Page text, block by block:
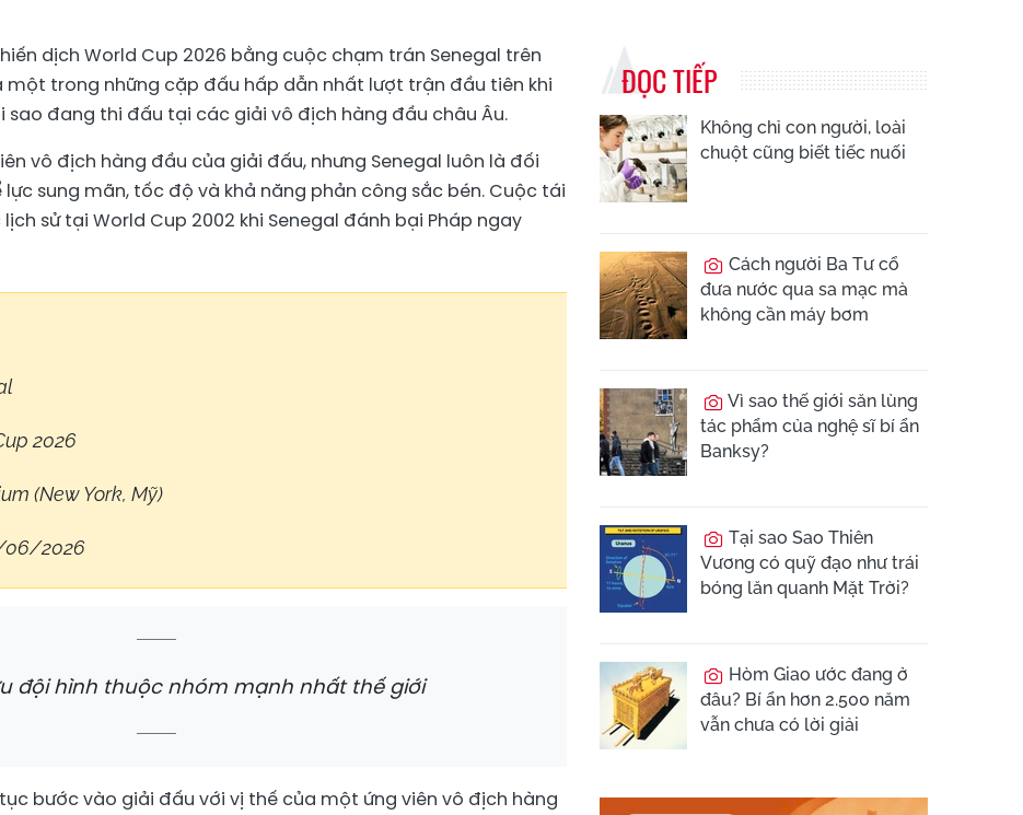
dịch World Cup 2026 bằng cuộc chạm trán Senegal trên
một trong những cặp đấu hấp dẫn nhất lượt trận đầu tiên khi
sao đang thi đấu tại các giải vô địch hàng đầu châu Âu.
vô địch hàng đầu của giải đấu, nhưng Senegal luôn là đối
sung mãn, tốc độ và khả năng phản công sắc bén. Cuộc tái
sử tại World Cup 2002 khi Senegal đánh bại Pháp ngay
2026
(New York, Mỹ)
06/2026
đội hình thuộc nhóm mạnh nhất thế giới
bước vào giải đấu với vị thế của một ứng viên vô địch hàng
ĐỌC TIẾP
Không chỉ con người, loài
chuột cũng biết tiếc nuối
Cách người Ba Tư cổ
đưa nước qua sa mạc mà
không cần máy bơm
Vì sao thế giới săn lùng
tác phẩm của nghệ sĩ bí ẩn
Banksy?
Tại sao Sao Thiên
Vương có quỹ đạo như trái
bóng lăn quanh Mặt Trời?
Hòm Giao ước đang ở
đâu? Bí ẩn hơn 2.500 năm
vẫn chưa có lời giải